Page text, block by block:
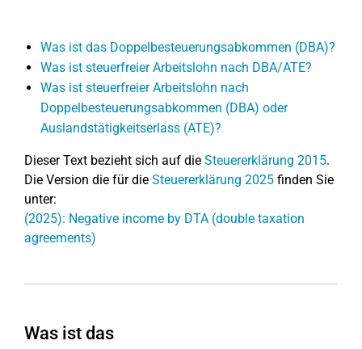
Was ist das Doppelbesteuerungsabkommen (DBA)?
Was ist steuerfreier Arbeitslohn nach DBA/ATE?
Was ist steuerfreier Arbeitslohn nach
Doppelbesteuerungsabkommen (DBA) oder
Auslandstätigkeitserlass (ATE)?
Dieser Text bezieht sich auf die Steuererklärung 2015.
Die Version die für die Steuererklärung 2025 finden Sie
unter:
(2025): Negative income by DTA (double taxation
agreements)
Was ist das